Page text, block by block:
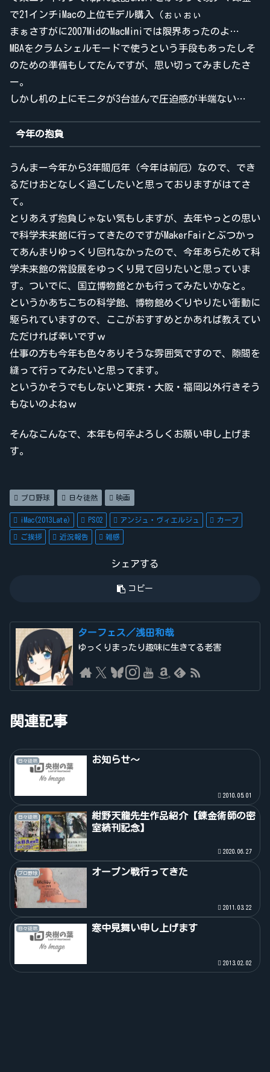
で21インチiMacの上位モデル購入（ぉぃぉぃ
まぁさすがに2007MidのMacMiniでは限界あったのよ…
MBAをクラムシェルモードで使うという手段もあったしそ
のための準備もしてたんですが、思い切ってみましたさ
ー。
しかし机の上にモニタが3台並んで圧迫感が半端ない…
今年の抱負
うんまー今年から3年間厄年（今年は前厄）なので、でき
るだけおとなしく過ごしたいと思っておりますがはてさ
て。
とりあえず抱負じゃない気もしますが、去年やっとの思い
で科学未来館に行ってきたのですがMakerFairとぶつかっ
てあんまりゆっくり回れなかったので、今年あらためて科
学未来館の常設展をゆっくり見て回りたいと思っていま
す。ついでに、国立博物館とかも行ってみたいかなと。
というかあちこちの科学館、博物館めぐりやりたい衝動に
駆られていますので、ここがおすすめとかあれば教えてい
ただければ幸いですｗ
仕事の方も今年も色々ありそうな雰囲気ですので、隙間を
縫って行ってみたいと思ってます。
というかそうでもしないと東京・大阪・福岡以外行きそう
もないのよねｗ
そんなこんなで、本年も何卒よろしくお願い申し上げま
す。
プロ野球 日々徒然 映画
iMac(2013Late) PSO2 アンジュ・ヴィエルジュ カープ
ご挨拶 近況報告 雑感
シェアする
コピー
ターフェス／浅田和哉
ゆっくりまったり趣味に生きてる老害
関連記事
日々徒然 お知らせ～
2010.05.01
日々徒然
紺野天龍先生作品紹介【錬金術師の密
室続刊記念】
2020.06.27
プロ野球 オープン戦行ってきた
2011.03.22
日々徒然 寒中見舞い申し上げます
2013.02.02